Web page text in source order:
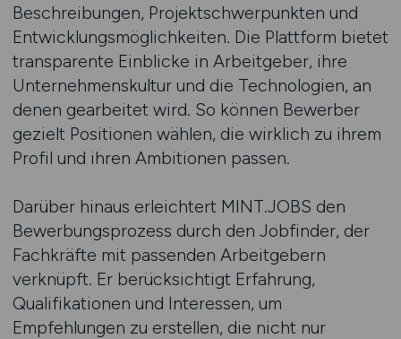
Beschreibungen, Projektschwerpunkten und
Entwicklungsmöglichkeiten. Die Plattform bietet
transparente Einblicke in Arbeitgeber, ihre
Unternehmenskultur und die Technologien, an
denen gearbeitet wird. So können Bewerber
gezielt Positionen wählen, die wirklich zu ihrem
Profil und ihren Ambitionen passen.
Darüber hinaus erleichtert MINT.JOBS den
Bewerbungsprozess durch den Jobfinder, der
Fachkräfte mit passenden Arbeitgebern
verknüpft. Er berücksichtigt Erfahrung,
Qualifikationen und Interessen, um
Empfehlungen zu erstellen, die nicht nur